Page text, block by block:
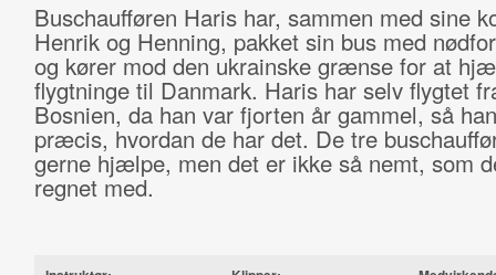
Buschaufføren Haris har, sammen med sine
Henrik og Henning, pakket sin bus med
og kører mod den ukrainske grænse for at
flygtninge til Danmark. Haris har selv flygtet
Bosnien, da han var fjorten år gammel, så
præcis, hvordan de har det. De tre
gerne hjælpe, men det er ikke så nemt, som
regnet med.